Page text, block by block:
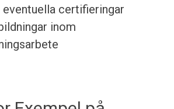
eventuella certifieringar
inom